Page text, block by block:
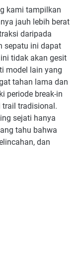
kami tampilkan
jauh lebih berat
daripada
sepatu ini dapat
tidak akan gesit
model lain yang
tahan lama dan
periode break-in
trail tradisional.
sejati hanya
tahu bahwa
dan